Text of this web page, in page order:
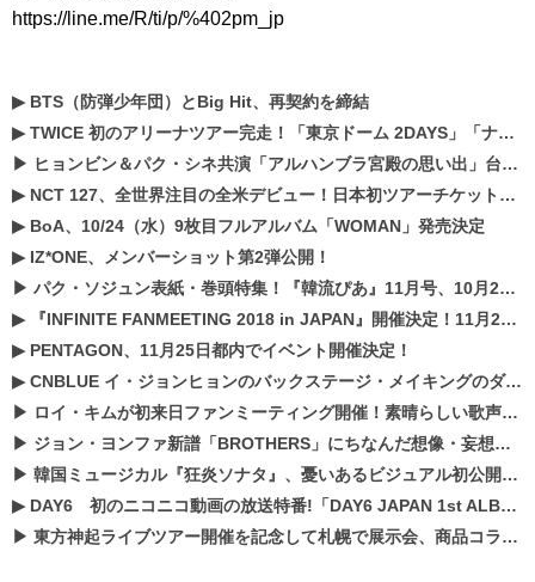
https://line.me/R/ti/p/%402pm_jp
▶ BTS（防弾少年団）とBig Hit、再契約を締結
▶TWICE 初のアリーナツアー完走！「東京ドーム 2DAYS」「ナゴヤドーム1DAY」「京セラドーム1DAY」2019年ドームツアー開催決定！！
▶ ヒョンビン＆パク・シネ共演「アルハンブラ宮殿の思い出」台本読み現場を公開
▶ NCT 127、全世界注目の全米デビュー！日本初ツアーチケットが早くもプレミア化！？
▶ BoA、10/24（水）9枚目フルアルバム「WOMAN」発売決定
▶ IZ*ONE、メンバーショット第2弾公開！
▶ パク・ソジュン表紙・巻頭特集！『韓流ぴあ』11月号、10月22日（月）発売！
▶
『INFINITE FANMEETING 2018 in JAPAN』開催決定！11月21、22日にパシフィコ横浜にて実施
▶ PENTAGON、11月25日都内でイベント開催決定！
▶CNBLUE イ・ジョンヒョンのバックステージ・メイキングのダイジェスト映像が公開！
▶ ロイ・キムが初来日ファンミーティング開催！素晴らしい歌声に癒される贅沢な時間
▶ ジョン・ヨンファ新譜「BROTHERS」にちなんだ想像・妄想企画がスタート！
▶ 韓国ミュージカル『狂炎ソナタ』、憂いある​ビジュアル初公開!! 主役リョウク、SHIN、KENらのコメントが到着！
▶ DAY6 初のニコニコ動画の放送特番!「DAY6 JAPAN 1st ALBUM「UNLOCK」発売記念 ライブ@ニコ生」を配信決定!
▶ 東方神起ライブツアー開催を記念して札幌で展示会、商品コラボが実現！！